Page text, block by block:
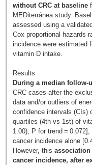
without CRC at baseline
MEDiterránea study.
assessed using a
Cox proportional hazards
incidence were estimated
vitamin D intake.
Results
During a median follow-
CRC cases after the
data and/or outliers of
confidence intervals (CIs)
quartiles (4th vs 1st) of
1.00), P for trend =
cancer incidence alone
However, this
cancer incidence, after